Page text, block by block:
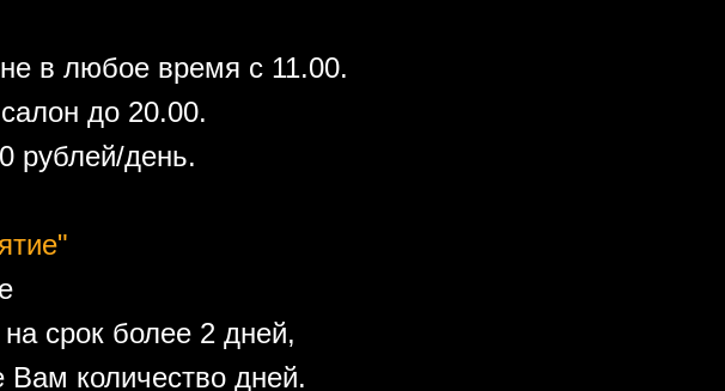
в любое время с 11.00.
до 20.00.
рублей/день.
срок более 2 дней,
количество дней.